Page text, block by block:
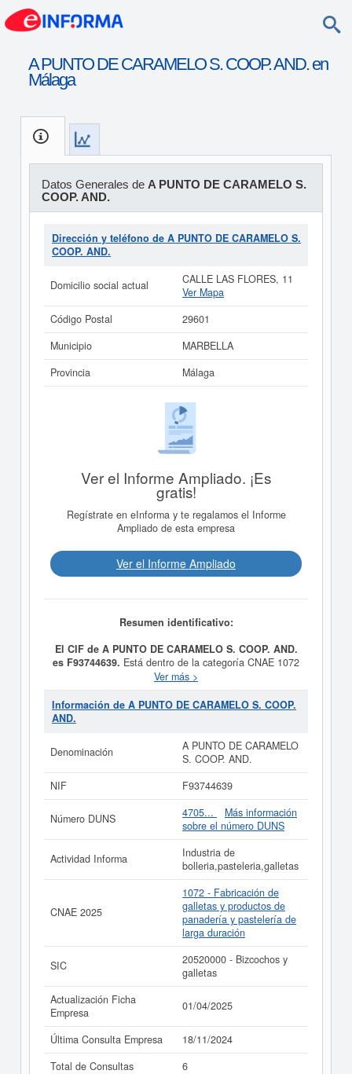
A PUNTO DE CARAMELO S. COOP. AND. en
Málaga
Datos Generales de A PUNTO DE CARAMELO S.
COOP. AND.
Dirección y teléfono de A PUNTO DE CARAMELO S.
COOP. AND.
Domicilio social actual
CALLE LAS FLORES, 11
Ver Mapa
Código Postal
29601
Municipio
MARBELLA
Provincia
Málaga
Ver el Informe Ampliado. ¡Es
gratis!
Regístrate en eInforma y te regalamos el Informe
Ampliado de esta empresa
Ver el Informe Ampliado
Resumen identificativo:
El CIF de A PUNTO DE CARAMELO S. COOP. AND.
es F93744639. Está dentro de la categoría CNAE 1072
- Fabricación de galletas y productos de panadería y
pastelería de larga duración. La empresaA PUNTO DE
CARAMELO S. COOP. AND.se encuentra en la
clasificación SIC correspondiente a la actividad
La última visualización es del 18/11/2024. Esta empresa
y otras similiares pueden aspirar a algunas
Si está interesado en conocer más datos de la empresa
A PUNTO DE CARAMELO S. COOP. AND. puede
acceder inmediatamente a este Informe ampliadode A
PUNTO DE CARAMELO S. COOP. AND. y consultar los
resultados de sus años de actividad, así como los
balances y cuentas de resultados disponibles.
La última actualización del informe de empresa se ha
realizado el 01/04/2025.
Ver más >
Información de A PUNTO DE CARAMELO S. COOP.
AND.
Denominación
A PUNTO DE CARAMELO
S. COOP. AND.
NIF
F93744639
Número DUNS 4705...
Más información
sobre el número DUNS
Actividad Informa
Industria de
bolleria,pasteleria,galletas
CNAE 2025
1072 - Fabricación de
galletas y productos de
panadería y pastelería de
larga duración
SIC
20520000 - Bizcochos y
galletas
Actualización Ficha
Empresa
01/04/2025
Última Consulta Empresa
18/11/2024
Total de Consultas
6